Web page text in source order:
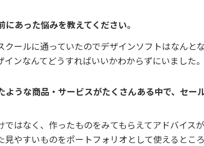
にあった悩みを教えてください。
クールに通っていたのでデザインソフトはなんと
インなんてどうすればいいかわからずにいました。
ような商品・サービスがたくさんある中で、セー
ではなく、作ったものをみてもらえてアドバイス
見やすいものをポートフォリオとして使えるとこ